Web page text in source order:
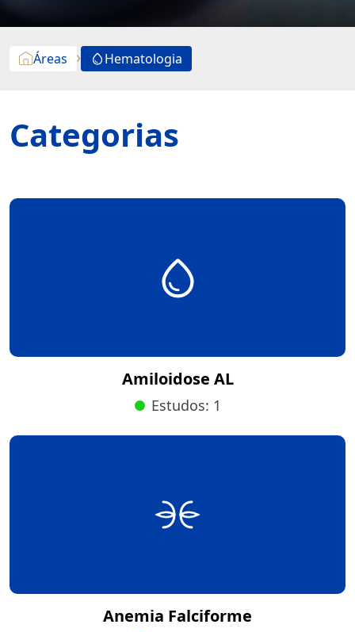
Áreas Hematologia
Categorias
Amiloidose AL
Estudos: 1
Anemia Falciforme